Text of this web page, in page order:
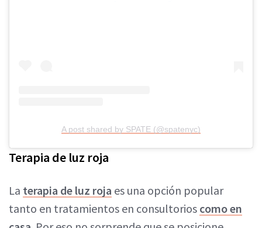
A post shared by SPATE (@spatenyc)
Terapia de luz roja
La terapia de luz roja es una opción popular
tanto en tratamientos en consultorios como en